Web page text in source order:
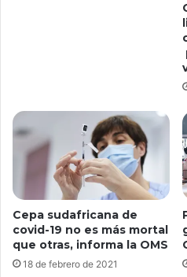
Cepa sudafricana de
covid-19 no es más mortal
que otras, informa la OMS
18 de febrero de 2021